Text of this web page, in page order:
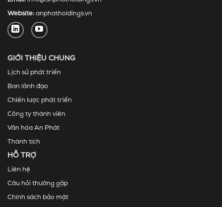
Website: anphatholdings.vn
GIỚI THIỆU CHUNG
Lịch sử phát triển
Ban lãnh đạo
Chiến lược phát triển
Công ty thành viên
Văn hóa An Phát
Thành tích
HỖ TRỢ
Liên hệ
Câu hỏi thường gặp
Chính sách bảo mật